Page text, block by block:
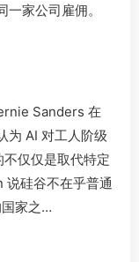
家公司雇佣。
Sanders 在
为 AI 对工人阶级
仅仅是取代特定
说硅谷不在乎普通
国家之…